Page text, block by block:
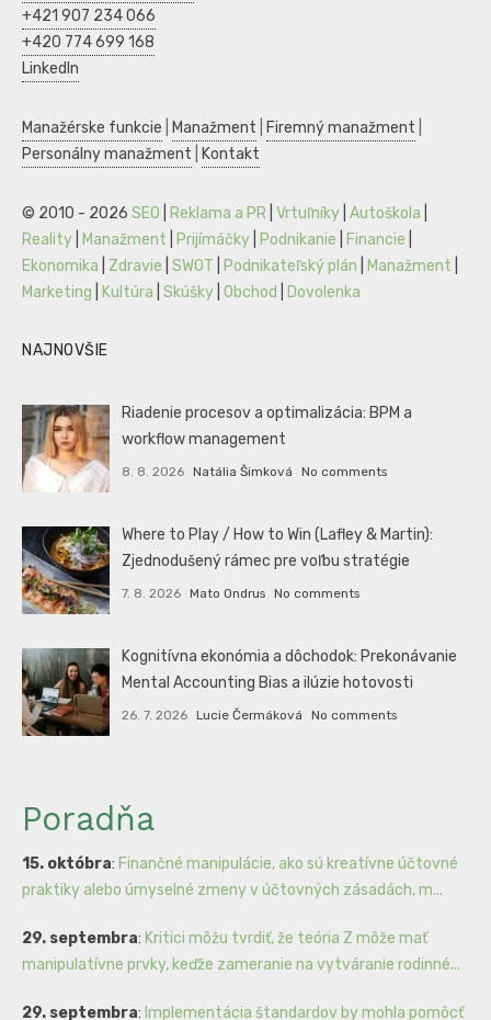
+421 907 234 066
+420 774 699 168
LinkedIn
Manažérske funkcie Manažment Firemný manažment
Personálny manažment
Kontakt
© 2010 - 2026 SEO Reklama a PR Vrtuľníky Autoškola
Reality
Manažment Prijímáčky Podnikanie Financie
Ekonomika
Zdravie SWOT Podnikateľský plán Manažment
Marketing
Kultúra Skúšky Obchod Dovolenka
NAJNOVŠIE
Riadenie procesov a optimalizácia: BPM a
workflow management
8. 8. 2026 Natália Šimková No comments
Where to Play / How to Win (Lafley & Martin):
Zjednodušený rámec pre voľbu stratégie
7. 8. 2026 Mato Ondrus No comments
Kognitívna ekonómia a dôchodok: Prekonávanie
Mental Accounting Bias a ilúzie hotovosti
26. 7. 2026 Lucie Čermáková No comments
Poradňa
15. októbra: Finančné manipulácie, ako sú kreatívne účtovné
praktiky alebo úmyselné zmeny v účtovných zásadách, m...
29. septembra: Kritici môžu tvrdiť, že teória Z môže mať
manipulatívne prvky, keďže zameranie na vytváranie rodinné...
29. septembra: Implementácia štandardov by mohla pomôcť